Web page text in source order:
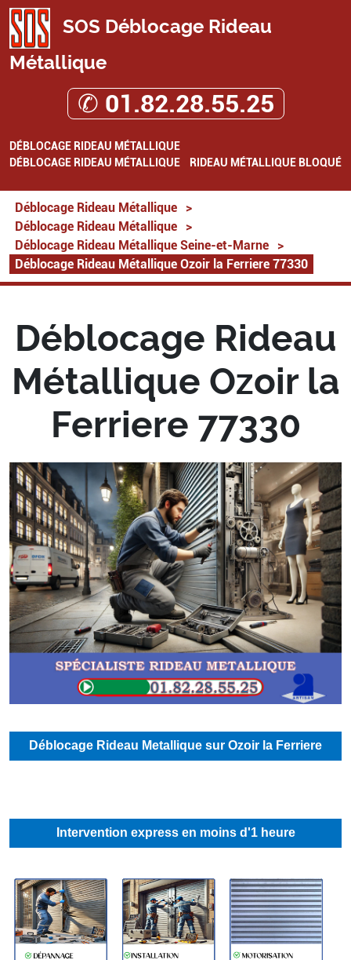
SOS Déblocage Rideau
Métallique
✆ 01.82.28.55.25
DÉBLOCAGE RIDEAU MÉTALLIQUE
DÉBLOCAGE RIDEAU MÉTALLIQUE
RIDEAU MÉTALLIQUE BLOQUÉ
Déblocage Rideau Métallique
>
Déblocage Rideau Métallique
>
Déblocage Rideau Métallique Seine-et-Marne
>
Déblocage Rideau Métallique Ozoir la Ferriere 77330
Déblocage Rideau
Métallique Ozoir la
Ferriere 77330
Déblocage Rideau Metallique sur Ozoir la Ferriere
Intervention express en moins d'1 heure